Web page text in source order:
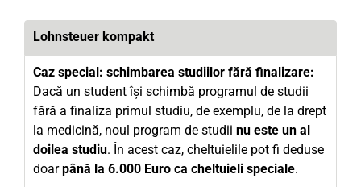
Lohnsteuer kompakt
Caz special: schimbarea studiilor fără finalizare:
Dacă un student își schimbă programul de studii
fără a finaliza primul studiu, de exemplu, de la drept
la medicină, noul program de studii nu este un al
doilea studiu. În acest caz, cheltuielile pot fi deduse
doarpână la 6.000 Euro ca cheltuieli speciale.